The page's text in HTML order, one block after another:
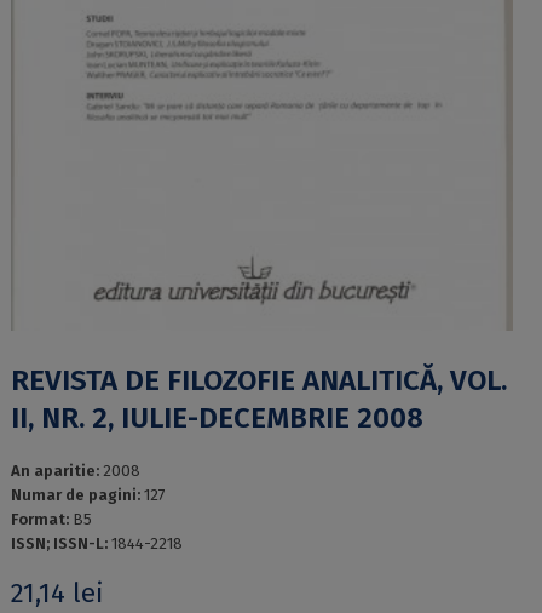
REVISTA DE FILOZOFIE ANALITICĂ, VOL.
II, NR. 2, IULIE-DECEMBRIE 2008
An aparitie: 2008
Numar de pagini: 127
Format: B5
ISSN; ISSN-L: 1844-2218
21,14 lei